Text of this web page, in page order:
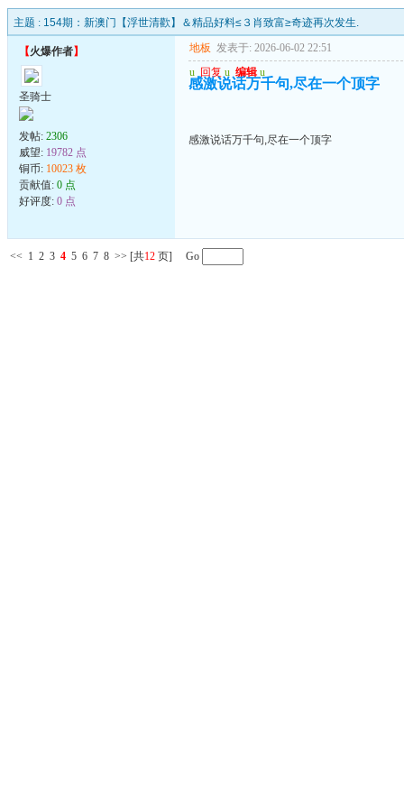
主题 : 154期：新澳门【浮世清歡】＆精品好料≤３肖致富≥奇迹再次发生.
【火爆作者】
圣骑士
发帖: 2306
威望: 19782 点
铜币: 10023 枚
贡献值: 0 点
好评度: 0 点
地板 发表于: 2026-06-02 22:51
u 回复 u 编辑 u
感激说话万千句,尽在一个顶字
感激说话万千句,尽在一个顶字
<< 1 2 3 4 5 6 7 8 >> [共12 页] Go